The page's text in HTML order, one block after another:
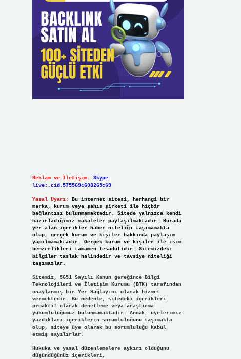
Reklam ve İletişim:
Skype:
live:.cid.575569c608265c69
Yasal Uyarı:
Bu internet sitesi, herhangi bir
marka, kurum veya şahıs şirketi ile hiçbir
bağlantısı bulunmamaktadır. Sitede yalnızca kendi
hazırladığımız makaleler paylaşılmaktadır. Burada
yer alan içerikler haber niteliği taşımamakta
olup, gerçek kurum ve kişiler hakkında paylaşım
yapılmamaktadır. Gerçek kurum ve kişiler ile isim
benzerlikleri tamamen tesadüfidir. Sitemizdeki
bilgiler taslak halindedir ve tavsiye niteliği
taşımazlar.
Sitemiz, 5651 Sayılı Kanun gereğince Bilgi
Teknolojileri ve İletişim Kurumu (BTK) tarafından
onaylanmış bir Yer Sağlayıcı olarak hizmet
vermektedir. Bu nedenle, sitedeki içerikleri
proaktif olarak denetleme veya araştırma
yükümlülüğümüz bulunmamaktadır. Ancak, üyelerimiz
yazdıkları içeriklerin sorumluluğunu taşımakta
olup, siteye üye olarak bu sorumluluğu kabul
etmiş sayılırlar.
Hukuka ve yasal düzenlemelere aykırı olduğunu
düşündüğünüz içerikleri,